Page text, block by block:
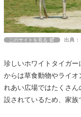
このサイトを見る 出典
珍しいホワイトタイガ
からは草食動物やライ
れあい広場ではたくさ
設されているため、家族